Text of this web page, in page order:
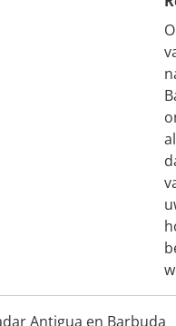
Antigua en Barbuda